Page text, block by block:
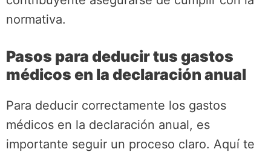
normativa.
Pasos para deducir tus gastos
médicos en la declaración anual
Para deducir correctamente los gastos
médicos en la declaración anual, es
importante seguir un proceso claro. Aquí te